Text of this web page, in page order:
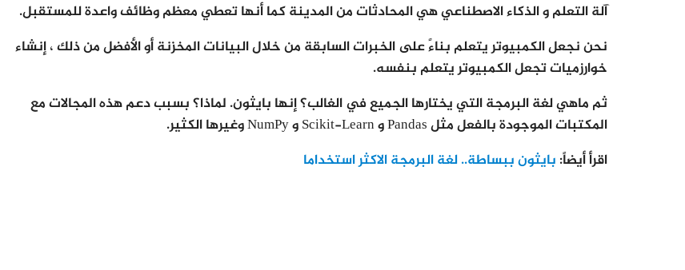
آلة التعلم و الذكاء الاصطناعي هي المحادثات من المدينة كما أنها تعطي معظم وظائف واعدة للمستقبل.
نحن نجعل الكمبيوتر يتعلم بناءً على الخبرات السابقة من خلال البيانات المخزنة أو الأفضل من ذلك ، إنشاء
خوارزميات تجعل الكمبيوتر يتعلم بنفسه.
ثم ماهي لغة البرمجة التي يختارها الجميع في الغالب؟ إنها بايثون. لماذا؟ بسبب دعم هذه المجالات مع
المكتبات الموجودة بالفعل مثل Pandas و Scikit-Learn و NumPy وغيرها الكثير.
اقرأ أيضاً: بايثون ببساطة.. لغة البرمجة الاكثر استخداما